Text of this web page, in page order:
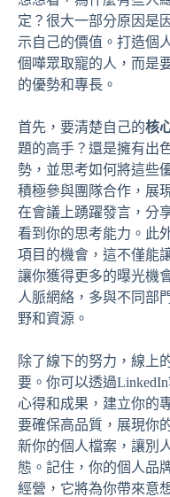
定？很大一部分原因是
示自己的價值。打造個
個嘩眾取寵的人，而是
的優勢和專長。
首先，要清楚自己的核
題的高手？還是擁有出
勢，並思考如何將這些
積極參與團隊合作，展
在會議上踴躍發言，分
看到你的思考能力。此
項目的機會，這不僅能
讓你獲得更多的曝光機
人脈網絡，多與不同部
野和資源。
除了線下的努力，線上
要。你可以透過
心得和成果，建立你的
要確保高品質，展現你
新你的個人檔案，讓別
態。記住，你的個人品
經營，它將為你帶來意